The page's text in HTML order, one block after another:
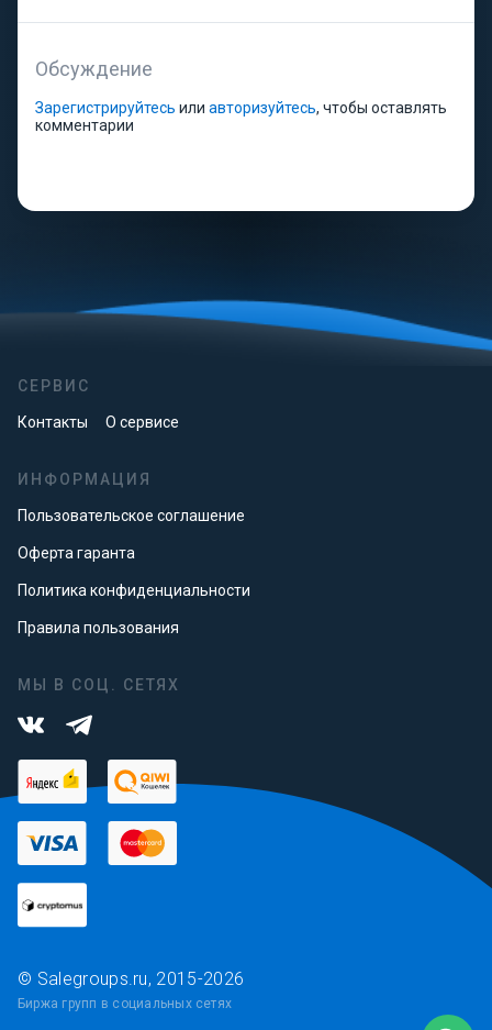
Обсуждение
Зарегистрируйтесь или авторизуйтесь, чтобы оставлять
комментарии
СЕРВИС
Контакты О сервисе
ИНФОРМАЦИЯ
Пользовательское соглашение
Оферта гаранта
Политика конфиденциальности
Правила пользования
МЫ В СОЦ. СЕТЯХ
© Salegroups.ru, 2015-2026
Биржа групп в социальных сетях